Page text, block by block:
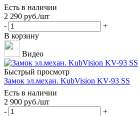
Есть в наличии
2 290 руб./шт
-
+
В корзину
Видео
Быстрый просмотр
Замок эл.механ. KubVision KV-93 SS
Есть в наличии
2 900 руб./шт
-
+